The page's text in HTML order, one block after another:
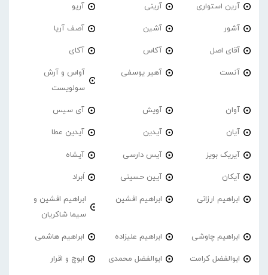
آرین استواری آرینی آریو
آشور آشین آصف آریا
آقای اصل آکاس آکای
آنست آهیر یوسفی
آواس و آرش
سولویست
آوان آویش آی سیس
آیان آیدین آیدین عطا
آیریک بویز آیس دارسی آیشاه
آیکان آیین حسینی اَبراد
ابراهیم ارزانی ابراهیم افشین
ابراهیم افشین و
سیما شاکریان
ابراهیم چاوشی ابراهیم علیزاده ابراهیم هاشمی
ابوالفضل کرامت ابوالفضل محمدی ابوچ و اقرار